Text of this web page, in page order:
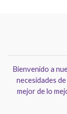
Bienvenido a
necesidades
mejor de lo